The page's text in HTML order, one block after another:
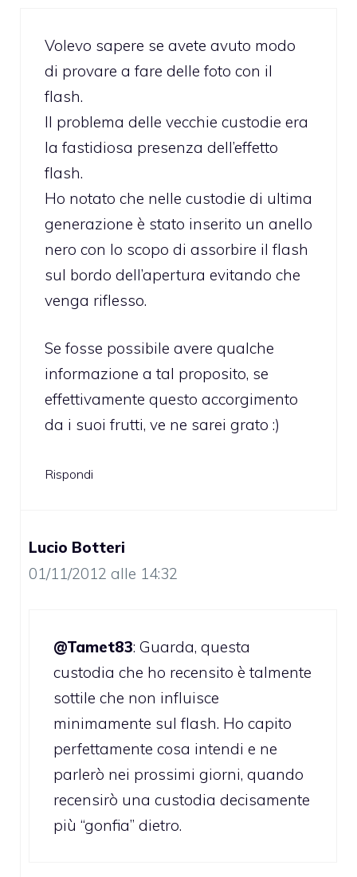
Volevo sapere se avete avuto modo
di provare a fare delle foto con il
flash.
Il problema delle vecchie custodie era
la fastidiosa presenza dell’effetto
flash.
Ho notato che nelle custodie di ultima
generazione è stato inserito un anello
nero con lo scopo di assorbire il flash
sul bordo dell’apertura evitando che
venga riflesso.
Se fosse possibile avere qualche
informazione a tal proposito, se
effettivamente questo accorgimento
da i suoi frutti, ve ne sarei grato :)
Rispondi
Lucio Botteri
01/11/2012 alle 14:32
@Tamet83: Guarda, questa
custodia che ho recensito è talmente
sottile che non influisce
minimamente sul flash. Ho capito
perfettamente cosa intendi e ne
parlerò nei prossimi giorni, quando
recensirò una custodia decisamente
più “gonfia” dietro.